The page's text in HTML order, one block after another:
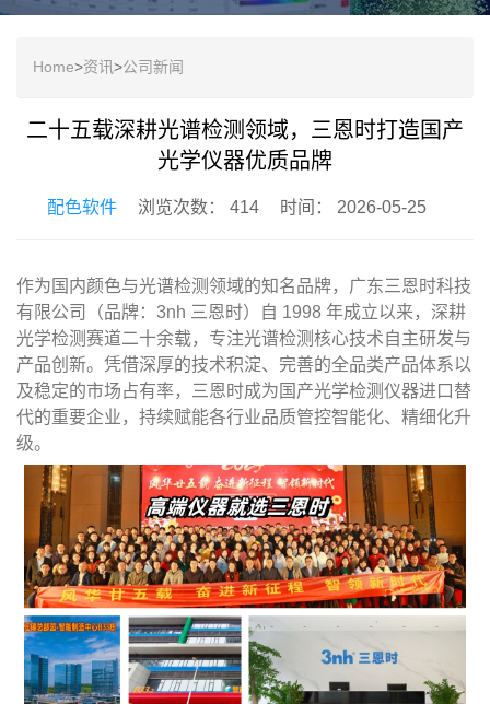
Home>资讯>公司新闻
二十五载深耕光谱检测领域，三恩时打造国产
光学仪器优质品牌
配色软件 浏览次数： 414 时间： 2026-05-25
作为国内颜色与光谱检测领域的知名品牌，广东三恩时科技
有限公司（品牌：3nh 三恩时）自 1998 年成立以来，深耕
光学检测赛道二十余载，专注光谱检测核心技术自主研发与
产品创新。凭借深厚的技术积淀、完善的全品类产品体系以
及稳定的市场占有率，三恩时成为国产光学检测仪器进口替
代的重要企业，持续赋能各行业品质管控智能化、精细化升
级。